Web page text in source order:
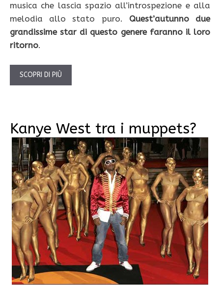
musica che lascia spazio all’introspezione e alla
melodia allo stato puro. Quest’autunno due
grandissime star di questo genere faranno il loro
ritorno.
SCOPRI DI PIÙ
Kanye West tra i muppets?